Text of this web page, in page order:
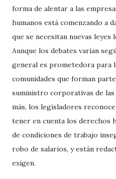
forma de alentar a las
humanos está comenzando a
que se necesitan nuevas leyes
Aunque los debates varían
general es prometedora para
comunidades que forman
suministro corporativas de las
más, los legisladores
tener en cuenta los derechos
de condiciones de trabajo
robo de salarios, y están
exigen.